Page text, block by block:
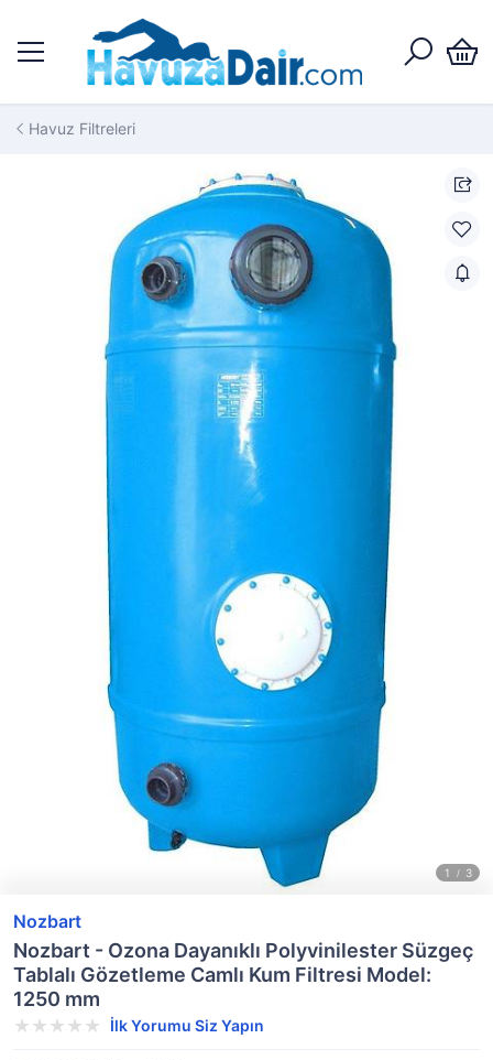
Havuz Filtreleri
Nozbart
Nozbart - Ozona Dayanıklı Polyvinilester Süzgeç
Tablalı Gözetleme Camlı Kum Filtresi Model:
1250 mm
İlk Yorumu Siz Yapın